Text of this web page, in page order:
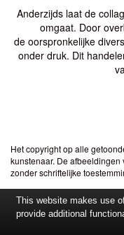
Anderzijds laat de
omgaat. Door
de oorspronkelijke
onder druk. Dit
Het copyright op alle
kunstenaar. De
zonder schriftelijke
This website makes use
provide additional